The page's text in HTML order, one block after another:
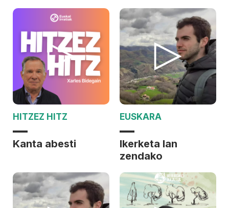
HITZEZ HITZ
Kanta abesti
EUSKARA
Ikerketa lan
zendako